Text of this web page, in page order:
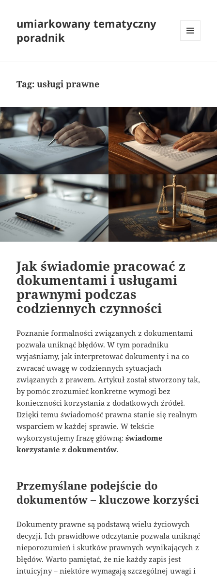
umiarkowany tematyczny
poradnik
Tag:usługi prawne
Jak świadomie pracować z
dokumentami i usługami
prawnymi podczas
codziennych czynności
Poznanie formalności związanych z dokumentami
pozwala uniknąć błędów. W tym poradniku
wyjaśniamy, jak interpretować dokumenty i na co
zwracać uwagę w codziennych sytuacjach
związanych z prawem. Artykuł został stworzony tak,
by pomóc zrozumieć konkretne wymogi bez
konieczności korzystania z dodatkowych źródeł.
Dzięki temu świadomość prawna stanie się realnym
wsparciem w każdej sprawie. W tekście
wykorzystujemy frazę główną:świadome
korzystanie z dokumentów.
Przemyślane podejście do
dokumentów – kluczowe korzyści
Dokumenty prawne są podstawą wielu życiowych
decyzji. Ich prawidłowe odczytanie pozwala uniknąć
nieporozumień i skutków prawnych wynikających z
błędów. Warto pamiętać, że nie każdy zapis jest
intuicyjny – niektóre wymagają szczególnej uwagi i